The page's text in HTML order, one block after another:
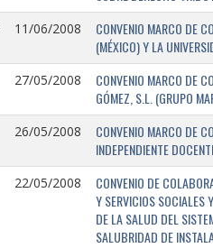
11/06/2008
CONVENIO MARCO DE
(MÉXICO) Y LA
27/05/2008
CONVENIO MARCO DE
GÓMEZ, S.L. (GRUPO
26/05/2008
CONVENIO MARCO DE
INDEPENDIENTE
22/05/2008
CONVENIO DE
Y SERVICIOS SOCIALES
DE LA SALUD DEL
SALUBRIDAD DE